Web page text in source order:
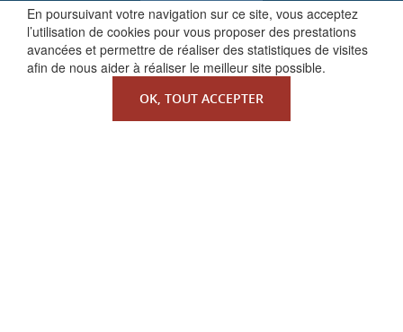
En poursuivant votre navigation sur ce site, vous acceptez
l’utilisation de cookies pour vous proposer des prestations
avancées et permettre de réaliser des statistiques de visites
afin de nous aider à réaliser le meilleur site possible.
OK, TOUT ACCEPTER